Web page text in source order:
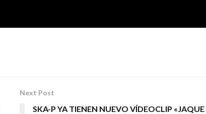
Next Post
SKA-P YA TIENEN NUEVO VÍDEOCLIP